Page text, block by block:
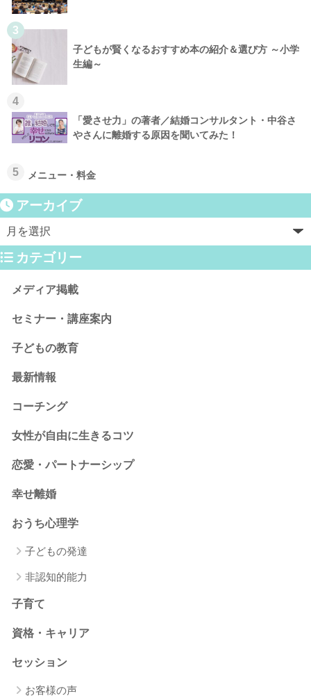
3
子どもが賢くなるおすすめ本の紹介＆選び方 ～小学
生編～
4
「愛させ力」の著者／結婚コンサルタント・中谷さ
やさんに離婚する原因を聞いてみた！
5 メニュー・料金
アーカイブ
カテゴリー
メディア掲載
セミナー・講座案内
子どもの教育
最新情報
コーチング
女性が自由に生きるコツ
恋愛・パートナーシップ
幸せ離婚
おうち心理学
子どもの発達
非認知的能力
子育て
資格・キャリア
セッション
お客様の声